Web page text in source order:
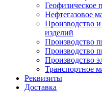
Геофизическое
Нефтегазовое
Производство
изделий
Производство
Производство
Производство
Транспортное
Реквизиты
Доставка